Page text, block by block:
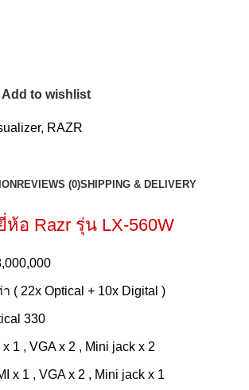
Add to wishlist
, RAZR
REVIEWS (0)SHIPPING & DELIVERY
ห้อ Razr รุ่น LX-560W
า ( 22x Optical + 10x Digital )
330
x 1 , VGA x 2 , Mini jack x 2
x 1 , VGA x 2 , Mini jack x 1